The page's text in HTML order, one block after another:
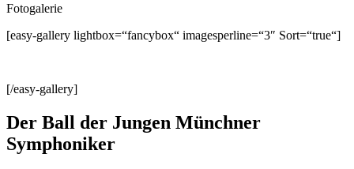
Fotogalerie
[easy-gallery lightbox=“fancybox“ imagesperline=“3″ Sort=“true“]
[/easy-gallery]
Der Ball der Jungen Münchner
Symphoniker